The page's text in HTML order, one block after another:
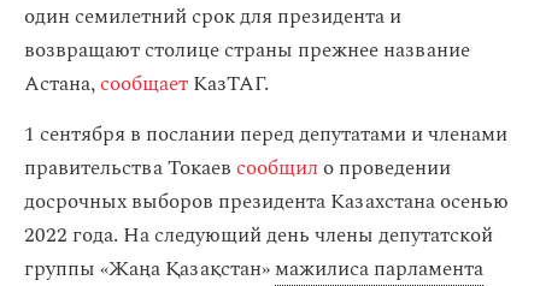
один семилетний срок для президента и
возвращают столице страны прежнее название
Астана,сообщаетКазТАГ.
1 сентября в послании перед депутатами и членами
правительства Токаевсообщил о проведении
досрочных выборов президента Казахстана осенью
2022 года. На следующий день члены депутатской
группы «Жаңа Қазақстан»мажилиса парламента